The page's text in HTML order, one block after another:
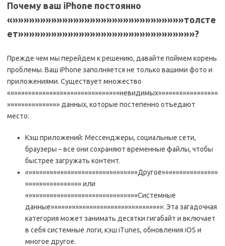
Почему ваш iPhone постоянно
«»»»»»»»»»»»»»»»»»»»»»»»»»»»»»»»толсте
ет»»»»»»»»»»»»»»»»»»»»»»»»»»»»»»»»?
Прежде чем мы перейдем к решению, давайте поймем корень
проблемы. Ваш iPhone заполняется не только вашими фото и
приложениями. Существует множество
«»»»»»»»»»»»»»»»»»»»»»»»»»»»»»»»невидимых»»»»»»»»»»»»»»»»»
»»»»»»»»»»»»»»» данных, которые постепенно отъедают
место:
Кэш приложений: Мессенджеры, социальные сети,
браузеры – все они сохраняют временные файлы, чтобы
быстрее загружать контент.
«»»»»»»»»»»»»»»»»»»»»»»»»»»»»»»»Другое»»»»»»»»»»»»»»»»
»»»»»»»»»»»»»»»» или
«»»»»»»»»»»»»»»»»»»»»»»»»»»»»»»»Системные
данные»»»»»»»»»»»»»»»»»»»»»»»»»»»»»»»»: Эта загадочная
категория может занимать десятки гигабайт и включает
в себя системные логи, кэш iTunes, обновления iOS и
многое другое.